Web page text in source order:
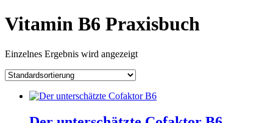
Vitamin B6 Praxisbuch
Einzelnes Ergebnis wird angezeigt